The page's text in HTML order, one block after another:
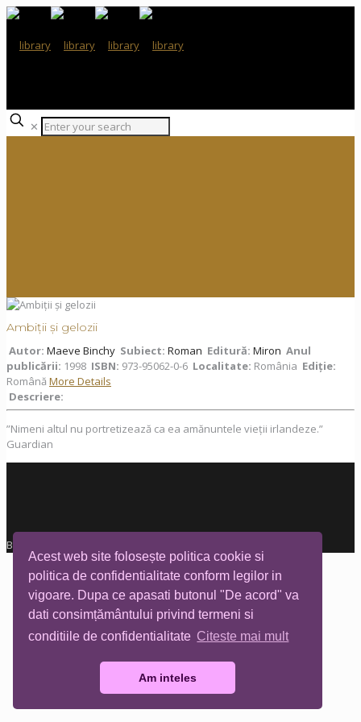
Acest web site folosește politica cookie si
politica de confidentialitate conform legilor in
vigoare. Dupa ce apasati butonul "De acord" va
dati consimțământului privind termeni si
conditiile de confidentialitate Citeste mai mult
Am inteles
✕
Ambiții și gelozii
Autor: Maeve Binchy Subiect: Roman Editură: Miron Anul
publicării: 1998 ISBN: 973-95062-0-6 Localitate: România Ediţie:
Română More Details
Descriere:
”Nimeni altul nu portretizează ca ea amănuntele vieții irlandeze.”
Guardian
Biblioteca Tia Mare © All rights reserved